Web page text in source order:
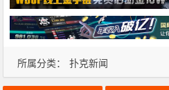
所属分类： 扑克新闻